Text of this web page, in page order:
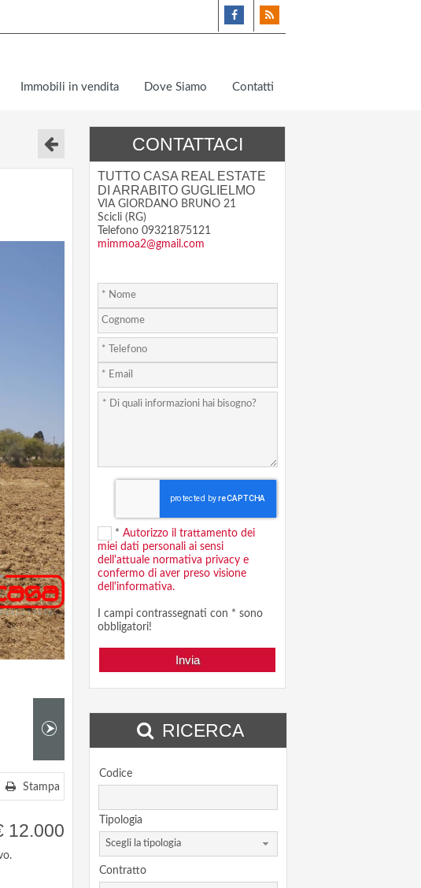
Immobili in vendita Dove Siamo Contatti
Stampa
12.000
CONTATTACI
TUTTO CASA REAL ESTATE
DI ARRABITO GUGLIELMO
VIA GIORDANO BRUNO 21
Scicli (RG)
Telefono 09321875121
mimmoa2@gmail.com
* Autorizzo il trattamento dei
miei dati personali ai sensi
dell'attuale normativa privacy e
confermo di aver preso visione
dell'informativa.
I campi contrassegnati con * sono
obbligatori!
RICERCA
Codice
Tipologia
Scegli la tipologia
Contratto